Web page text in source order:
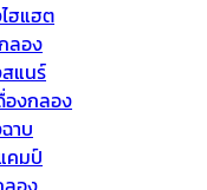
ฮแฮต
ลอง
แนร์
องกลอง
าบ
คมป์